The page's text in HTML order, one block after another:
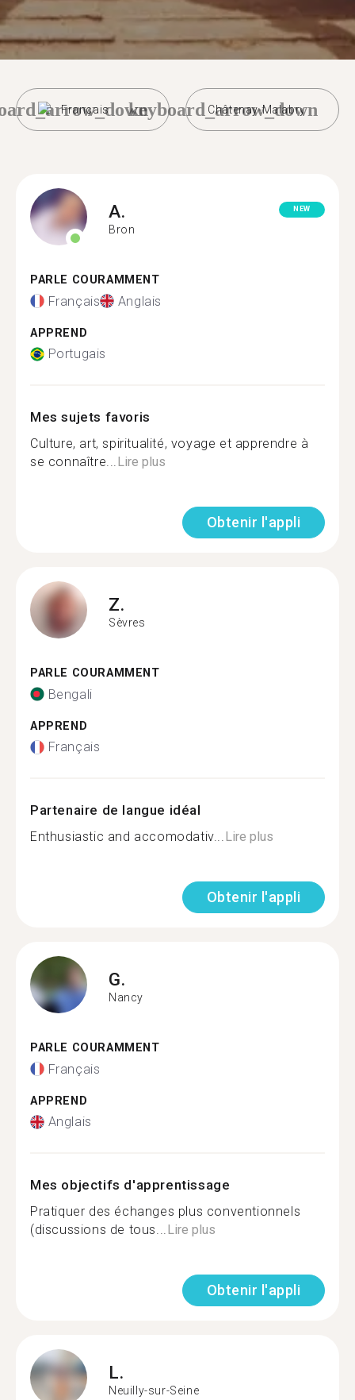
Français Châtenay-Malabry
keyboard_arrow_down
A.
Bron
NEW
PARLE COURAMMENT
Français Anglais
APPREND
Portugais
Mes sujets favoris
Culture, art, spiritualité, voyage et apprendre à
se connaître...Lire plus
Obtenir l'appli
Z.
Sèvres
PARLE COURAMMENT
Bengali
APPREND
Français
Partenaire de langue idéal
Enthusiastic and accomodativ...Lire plus
Obtenir l'appli
G.
Nancy
PARLE COURAMMENT
Français
APPREND
Anglais
Mes objectifs d'apprentissage
Pratiquer des échanges plus conventionnels
(discussions de tous...Lire plus
Obtenir l'appli
L.
Neuilly-sur-Seine